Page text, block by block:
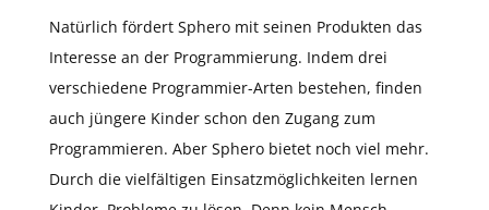
Natürlich fördert Sphero mit seinen Produkten das
Interesse an der Programmierung. Indem drei
verschiedene Programmier-Arten bestehen, finden
auch jüngere Kinder schon den Zugang zum
Programmieren. Aber Sphero bietet noch viel mehr.
Durch die vielfältigen Einsatzmöglichkeiten lernen